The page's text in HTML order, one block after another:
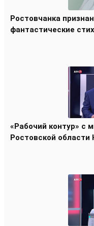
Ростовчанка
фантастические
«Рабочий контур» с
Ростовской